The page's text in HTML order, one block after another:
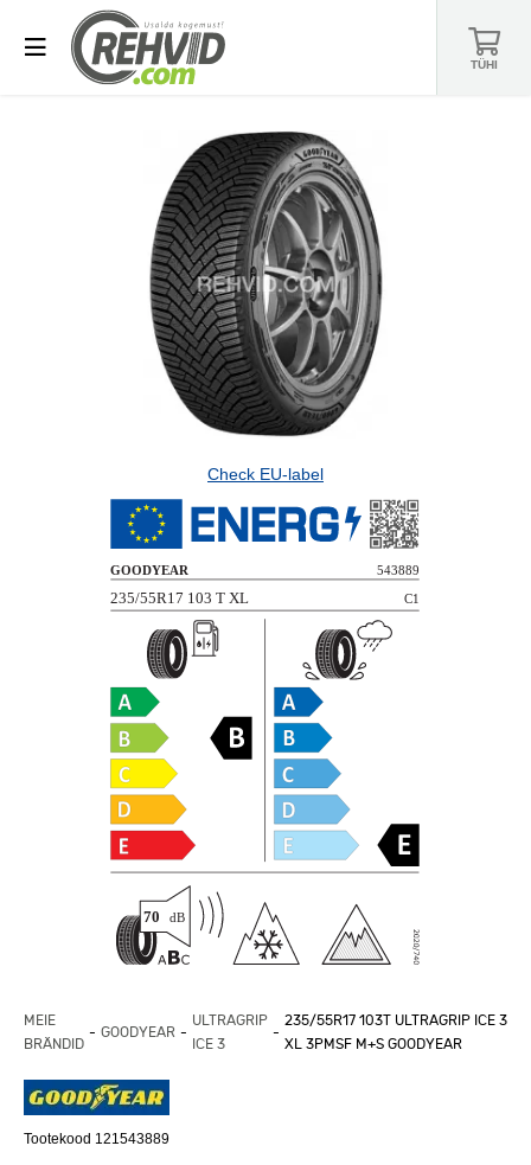
TÜHI
MEIE
BRÄNDID
GOODYEAR
ULTRAGRIP
ICE 3
235/55R17 103T ULTRAGRIP ICE 3
XL 3PMSF M+S GOODYEAR
Tootekood 121543889
Check EU-label